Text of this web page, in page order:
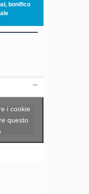
bonifico
i cookie
questo